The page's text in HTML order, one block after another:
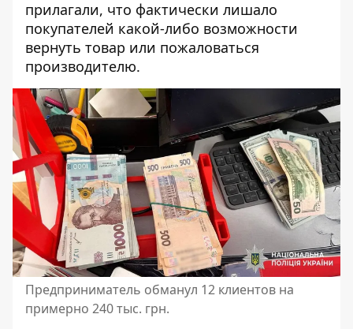
прилагали, что фактически лишало
покупателей какой-либо возможности
вернуть товар или пожаловаться
производителю.
Предприниматель обманул 12 клиентов на
примерно 240 тыс. грн.